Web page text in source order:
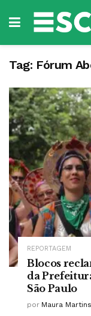
Tag: Fórum
REPORTAGEM
Blocos
da
São Paulo
por Maura Martins